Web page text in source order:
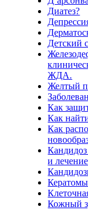
Диатез?
Детский
ЖДА.
Желтый
Как
Как
Как
и лечение
Кератомы
Кожный